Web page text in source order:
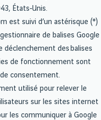
États‐Unis.
est suivi d’un astérisque (*)
de balises Google
déclenchement des balises
de fonctionnement sont
consentement.
utilisé pour relever le
sur les sites internet
les communiquer à Google